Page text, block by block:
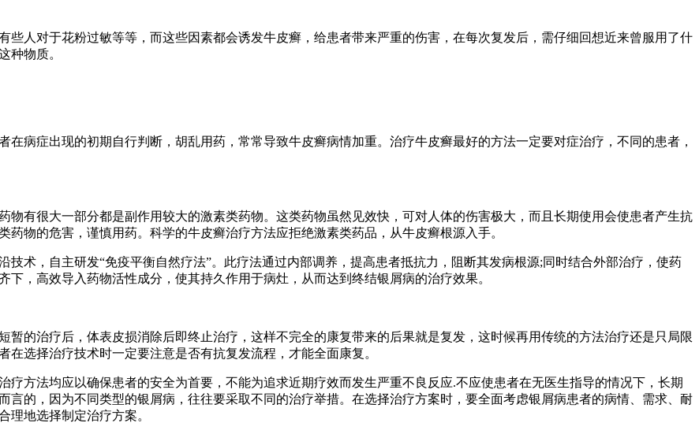
人对于花粉过敏等等，而这些因素都会诱发牛皮癣，给患者带来严重的伤害，在每次复发后，需仔细回想近来曾服用了什
种物质。
症出现的初期自行判断，胡乱用药，常常导致牛皮癣病情加重。治疗牛皮癣最好的方法一定要对症治疗，不同的患者，
有很大一部分都是副作用较大的激素类药物。这类药物虽然见效快，可对人体的伤害极大，而且长期使用会使患者产生抗
物的危害，谨慎用药。科学的牛皮癣治疗方法应拒绝激素类药品，从牛皮癣根源入手。
，自主研发“免疫平衡自然疗法”。此疗法通过内部调养，提高患者抵抗力，阻断其发病根源;同时结合外部治疗，使药
，高效导入药物活性成分，使其持久作用于病灶，从而达到终结银屑病的治疗效果。
的治疗后，体表皮损消除后即终止治疗，这样不完全的康复带来的后果就是复发，这时候再用传统的方法治疗还是只局限
选择治疗技术时一定要注意是否有抗复发流程，才能全面康复。
方法均应以确保患者的安全为首要，不能为追求近期疗效而发生严重不良反应.不应使患者在无医生指导的情况下，长期
言的，因为不同类型的银屑病，往往要采取不同的治疗举措。在选择治疗方案时，要全面考虑银屑病患者的病情、需求、耐
理地选择制定治疗方案。